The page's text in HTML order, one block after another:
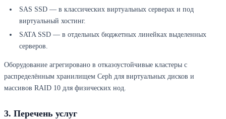
SAS SSD — в классических виртуальных серверах и под
виртуальный хостинг.
SATA SSD — в отдельных бюджетных линейках выделенных
серверов.
Оборудование агрегировано в отказоустойчивые кластеры с
распределённым хранилищем Ceph для виртуальных дисков и
массивов RAID 10 для физических нод.
3. Перечень услуг